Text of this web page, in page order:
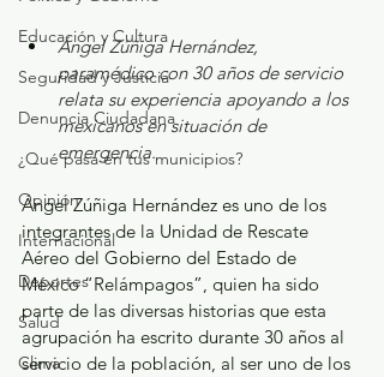
Educación y Cultura
Seguridad y Justicia
Denuncia Ciudadana
¿Qué pasa en tus municipios?
Opinión
Internacional
Deportes
Salud
Clima
Ángel Zúñiga Hernández,
paramédico con 30 años de servicio
relata su experiencia apoyando a los
mexicanos en situación de
emergencia.
Ángel Zúñiga Hernández es uno de los
integrantes de la Unidad de Rescate
Aéreo del Gobierno del Estado de
México “Relámpagos”, quien ha sido
parte de las diversas historias que esta
agrupación ha escrito durante 30 años al
servicio de la población, al ser uno de los